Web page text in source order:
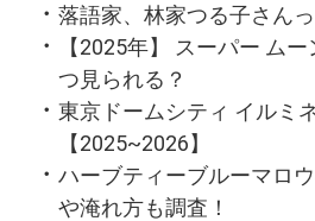
落語家、林家つる子さん
【2025年】 スーパー ム
つ見られる？
東京ドームシティ イルミ
【2025~2026】
ハーブティーブルーマロ
や淹れ方も調査！